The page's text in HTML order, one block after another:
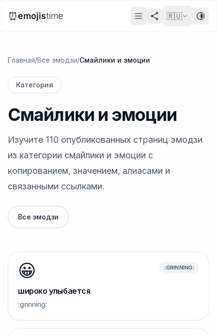
⏰emojistime 🇷🇺
Главная/Все эмодзи/Смайлики и эмоции
Категория
Смайлики и эмоции
Изучите 110 опубликованных страниц эмодзи
из категории смайлики и эмоции с
копированием, значением, алиасами и
связанными ссылками.
Все эмодзи
😀 :GRINNING:
широко улыбается
:grinning: